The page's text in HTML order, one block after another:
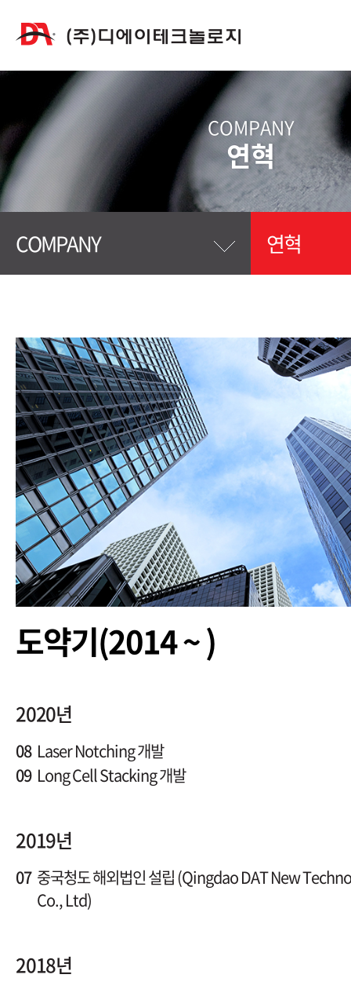
COMPANY
연혁
COMPANY 연혁
도약기(2014 ~ )
2020년
08 Laser Notching 개발
09 Long Cell Stacking 개발
2019년
07 중국청도 해외법인 설립 (Qingdao DAT New
Co., Ltd)
2018년